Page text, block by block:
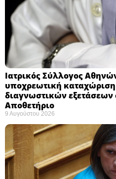
Ιατρικός Σύλλογος
υποχρεωτική
διαγνωστικών
Αποθετήριο ​
9 Αυγούστου 2026